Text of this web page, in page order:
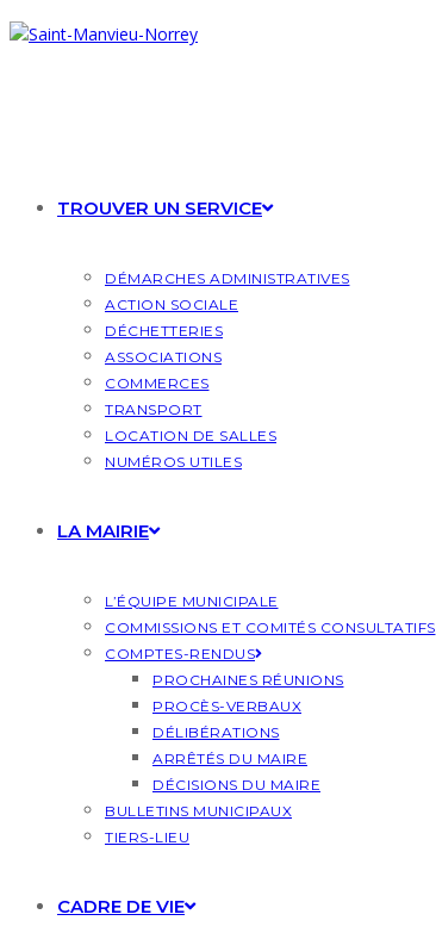
Skip
to
TROUVER UN SERVICE
DÉMARCHES ADMINISTRATIVES
ACTION SOCIALE
DÉCHETTERIES
ASSOCIATIONS
COMMERCES
TRANSPORT
LOCATION DE SALLES
NUMÉROS UTILES
LA MAIRIE
L’ÉQUIPE MUNICIPALE
COMMISSIONS ET COMITÉS CONSULTATIFS
COMPTES-RENDUS
PROCHAINES RÉUNIONS
PROCÈS-VERBAUX
DÉLIBÉRATIONS
ARRÊTÉS DU MAIRE
DÉCISIONS DU MAIRE
BULLETINS MUNICIPAUX
TIERS-LIEU
CADRE DE VIE